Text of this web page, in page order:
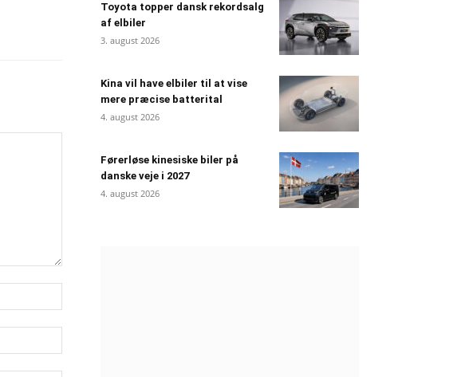
Toyota topper dansk rekordsalg
af elbiler
3. august 2026
Kina vil have elbiler til at vise
mere præcise batterital
4. august 2026
Førerløse kinesiske biler på
danske veje i 2027
4. august 2026